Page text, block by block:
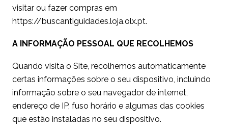
visitar ou fazer compras em
https://buscantiguidades.loja.olx.pt.
A INFORMAÇÃO PESSOAL QUE RECOLHEMOS
Quando visita o Site, recolhemos automaticamente
certas informações sobre o seu dispositivo, incluindo
informação sobre o seu navegador de internet,
endereço de IP, fuso horário e algumas das cookies
que estão instaladas no seu dispositivo.